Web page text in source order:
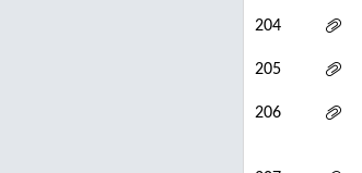
204
205
206